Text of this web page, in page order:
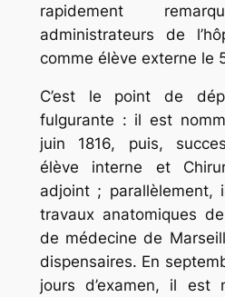
rapidement
administrateurs de
comme élève externe le
C’est le point de
fulgurante : il est
juin 1816, puis,
élève interne et
adjoint ; parallèlement,
travaux anatomiques
de médecine de
dispensaires. En
jours d’examen, il est